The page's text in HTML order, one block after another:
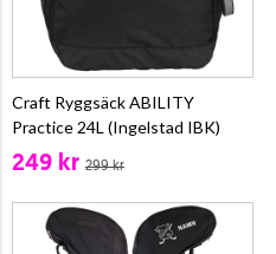
Craft Ryggsäck ABILITY
Practice 24L (Ingelstad IBK)
249 kr 299 kr